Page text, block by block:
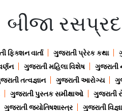
બીજા રસપ્રદ
ફિક્શન વાર્તા ગુજરાતી પ્રેરક કથા
ગુજરાતી મહિલા વિશેષ ગુજરાતી
તત્વજ્ઞાન ગુજરાતી આરોગ્ય
ગુજરાતી પુસ્તક સમીક્ષાઓ ગુજરાતી
ગુજરાતી જ્યોતિષશાસ્ત્ર ગુજરાતી